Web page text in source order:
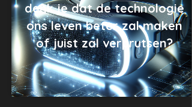
denk je dat de technologie
ons leven beter zal maken
of juist zal verprutsen?